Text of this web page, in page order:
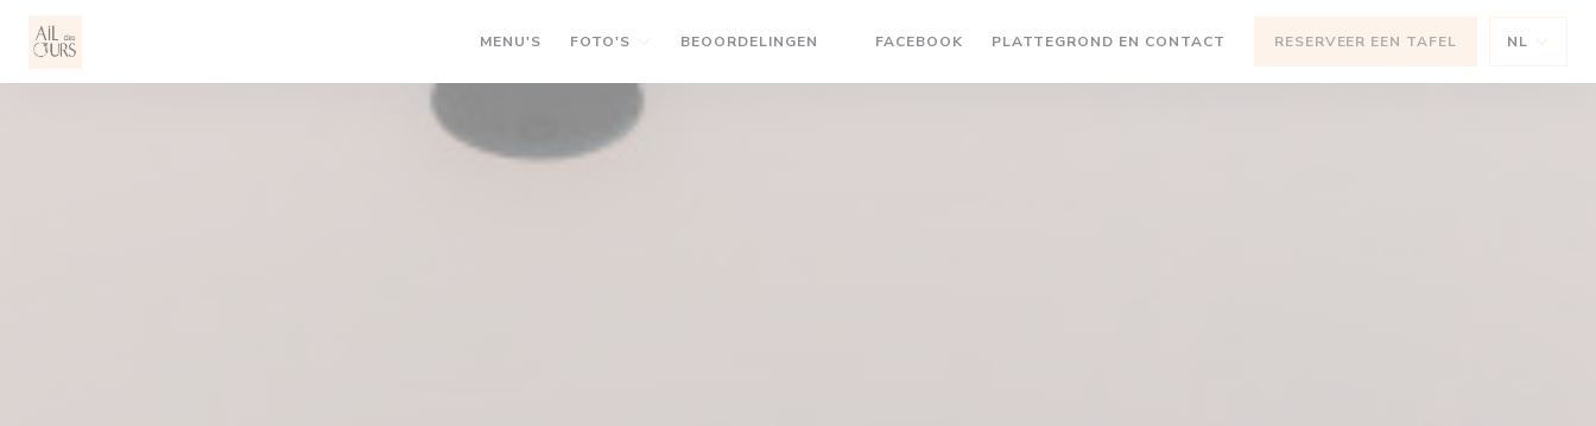
MENU'S FOTO'S BEOORDELINGEN FACEBOOK((OPENT IN EEN NIEUW VENSTER))
PLATTEGROND EN CONTACT RESERVEER EEN TAFEL NL